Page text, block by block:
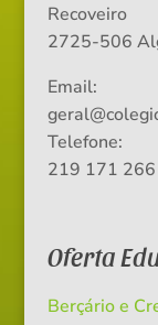
Recoveiro
2725-506
Email:
Telefone:
219 171 266
Oferta
Berçário e